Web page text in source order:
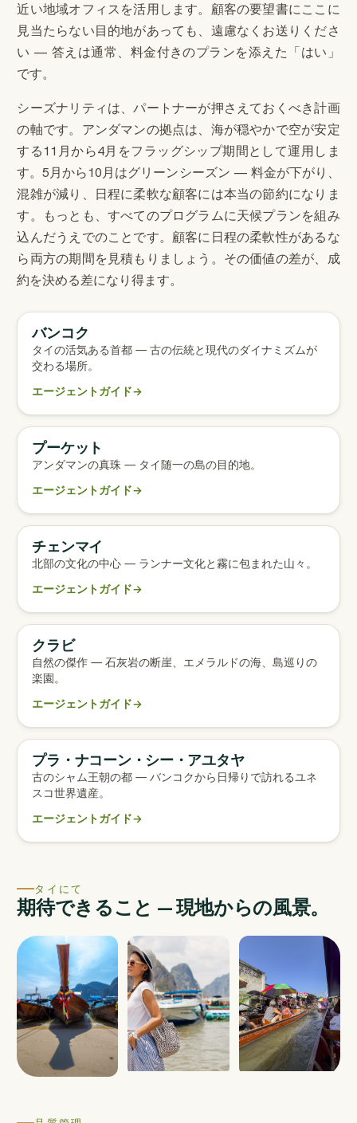
近い地域オフィスを活用します。顧客の要望書にここに
見当たらない目的地があっても、遠慮なくお送りくださ
い — 答えは通常、料金付きのプランを添えた「はい」
です。
シーズナリティは、パートナーが押さえておくべき計画
の軸です。アンダマンの拠点は、海が穏やかで空が安定
する11月から4月をフラッグシップ期間として運用しま
す。5月から10月はグリーンシーズン — 料金が下がり、
混雑が減り、日程に柔軟な顧客には本当の節約になりま
す。もっとも、すべてのプログラムに天候プランを組み
込んだうえでのことです。顧客に日程の柔軟性があるな
ら両方の期間を見積もりましょう。その価値の差が、成
約を決める差になり得ます。
エージェント完全ガイド
バンコク
タイの活気ある首都 — 古の伝統と現代のダイナミズムが
交わる場所。
エージェントガイド→
エージェント完全ガイド
プーケット
アンダマンの真珠 — タイ随一の島の目的地。
エージェントガイド→
エージェント完全ガイド
チェンマイ
北部の文化の中心 — ランナー文化と霧に包まれた山々。
エージェントガイド→
エージェント完全ガイド
クラビ
自然の傑作 — 石灰岩の断崖、エメラルドの海、島巡りの
楽園。
エージェントガイド→
プラ・ナコーン・シー・アユタヤ
古のシャム王朝の都 — バンコクから日帰りで訪れるユネ
スコ世界遺産。
エージェントガイド→
タイにて
期待できること — 現地からの風景。